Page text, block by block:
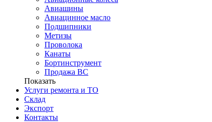
Авиашины
Авиацинное масло
Подшипники
Метизы
Проволока
Канаты
Бортинструмент
Продажа ВС
Показать
Услуги ремонта и ТО
Склад
Экспорт
Контакты